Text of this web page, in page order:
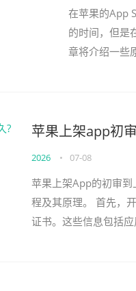
在苹果的App
的时间，但是
章将介绍一些
苹果上架app初
2026 • 07-08
苹果上架App的初审
程及其原理。 首先，
证书。这些信息包括